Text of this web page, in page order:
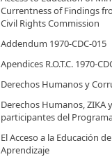
Currentness of Findings
Civil Rights Commission
Addendum 1970-CDC-015
Apendices R.O.T.C. 1970-
Derechos Humanos y
Derechos Humanos, ZIKA
participantes del
El Acceso a la Educación
Aprendizaje